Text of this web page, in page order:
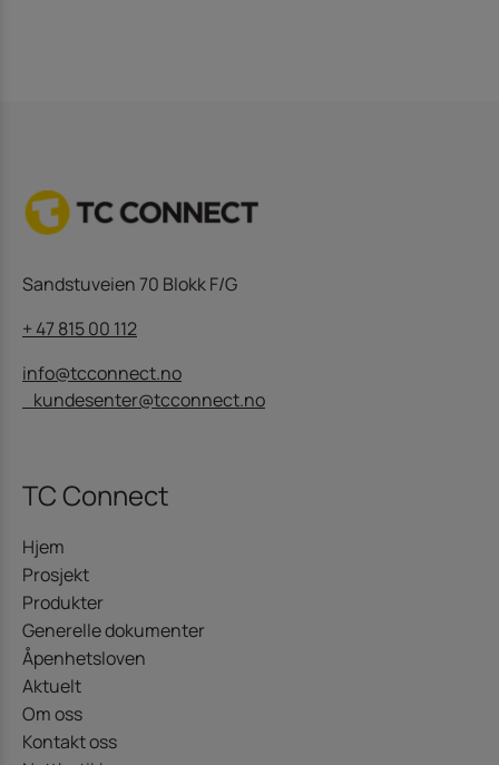
Sandstuveien 70 Blokk F/G
+ 47 815 00 112
info@tcconnect.no
kundesenter@tcconnect.no
TC Connect
Hjem
Prosjekt
Produkter
Generelle dokumenter
Åpenhetsloven
Aktuelt
Om oss
Kontakt oss